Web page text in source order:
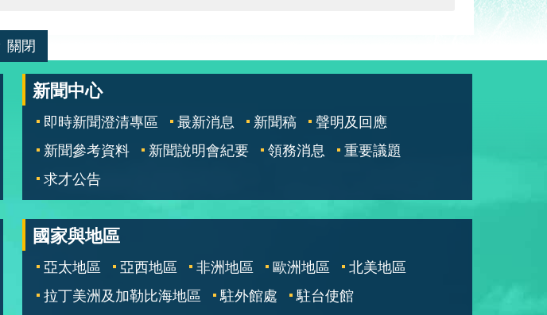
關閉
新聞中心
即時新聞澄清專區 最新消息 新聞稿
聲明及回應
新聞參考資料
新聞說明會紀要 領務消息
重要議題
求才公告
國家與地區
亞太地區 亞西地區 非洲地區 歐洲地區
北美地區
拉丁美洲及加勒比海地區
駐外館處
駐台使館